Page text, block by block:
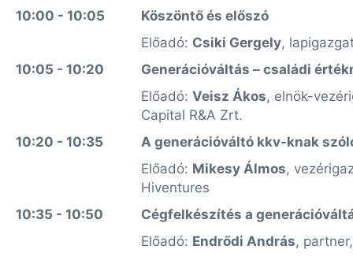
10:00 - 10:05
Köszöntő és előszó
Előadó: Csiki Gergely,
10:05 - 10:20
Generációváltás – családi
Előadó: Veisz Ákos, elnök-
Capital R&A Zrt.
10:20 - 10:35
A generációváltó kkv-knak
Előadó: Mikesy Álmos,
Hiventures
10:35 - 10:50
Cégfelkészítés a
Előadó: Endrődi András,